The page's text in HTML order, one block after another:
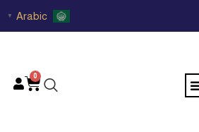
Arabic
▼
Menu
0